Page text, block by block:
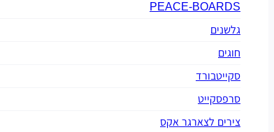
PEACE-BOARDS
גלשנים
חוגים
סקייטבורד
סרפסקייט
צירים לצארגר אקס